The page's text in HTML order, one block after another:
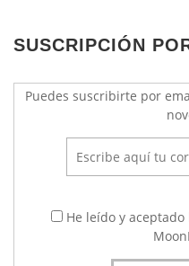
SUSCRIPCIÓN
Puedes suscribirte por
He leído y aceptado